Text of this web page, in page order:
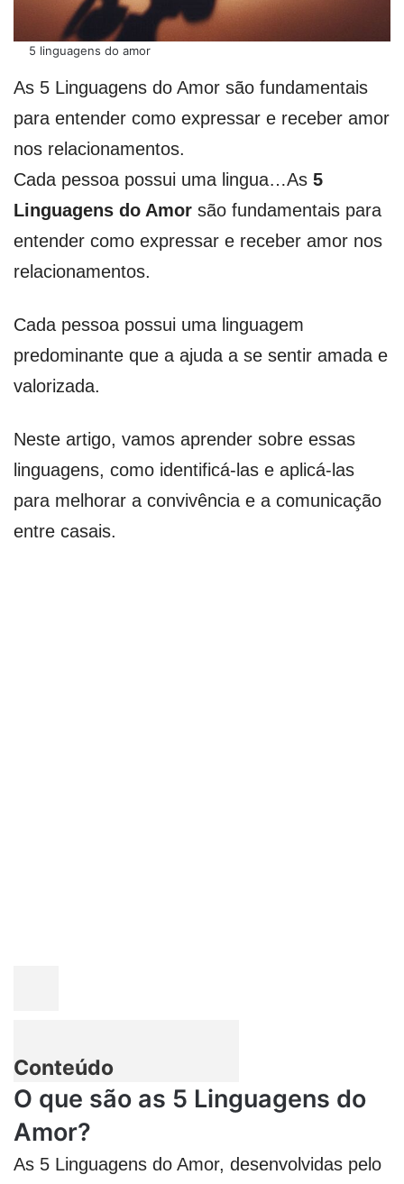
5 linguagens do amor
As 5 Linguagens do Amor são fundamentais
para entender como expressar e receber amor
nos relacionamentos.
Cada pessoa possui uma lingua…As 5
Linguagens do Amor são fundamentais para
entender como expressar e receber amor nos
relacionamentos.
Cada pessoa possui uma linguagem
predominante que a ajuda a se sentir amada e
valorizada.
Neste artigo, vamos aprender sobre essas
linguagens, como identificá-las e aplicá-las
para melhorar a convivência e a comunicação
entre casais.
Conteúdo
O que são as 5 Linguagens do
Amor?
As 5 Linguagens do Amor, desenvolvidas pelo